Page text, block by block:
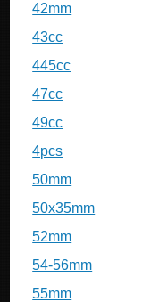
42mm
43cc
445cc
47cc
49cc
4pcs
50mm
50x35mm
52mm
54-56mm
55mm